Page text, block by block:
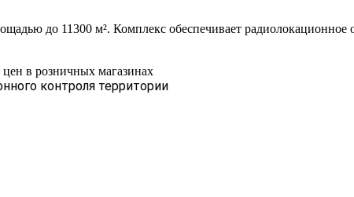
до 11300 м². Комплекс обеспечивает
цен в розничных магазинах
контроля территории